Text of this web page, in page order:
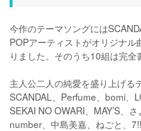
今作のテーマソングには
POPアーティストがオリジナ
りました。そのうち10組は完全
主人公二人の純愛を盛り上げる
SCANDAL、Perfume、bomi、
SEKAI NO OWARI、MAY’S、
number、中島美嘉、ねごと、